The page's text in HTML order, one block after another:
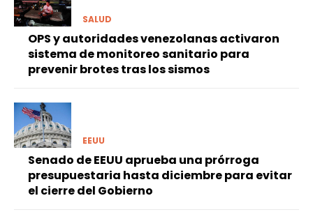
SALUD
OPS y autoridades venezolanas activaron
sistema de monitoreo sanitario para
prevenir brotes tras los sismos
EEUU
Senado de EEUU aprueba una prórroga
presupuestaria hasta diciembre para evitar
el cierre del Gobierno